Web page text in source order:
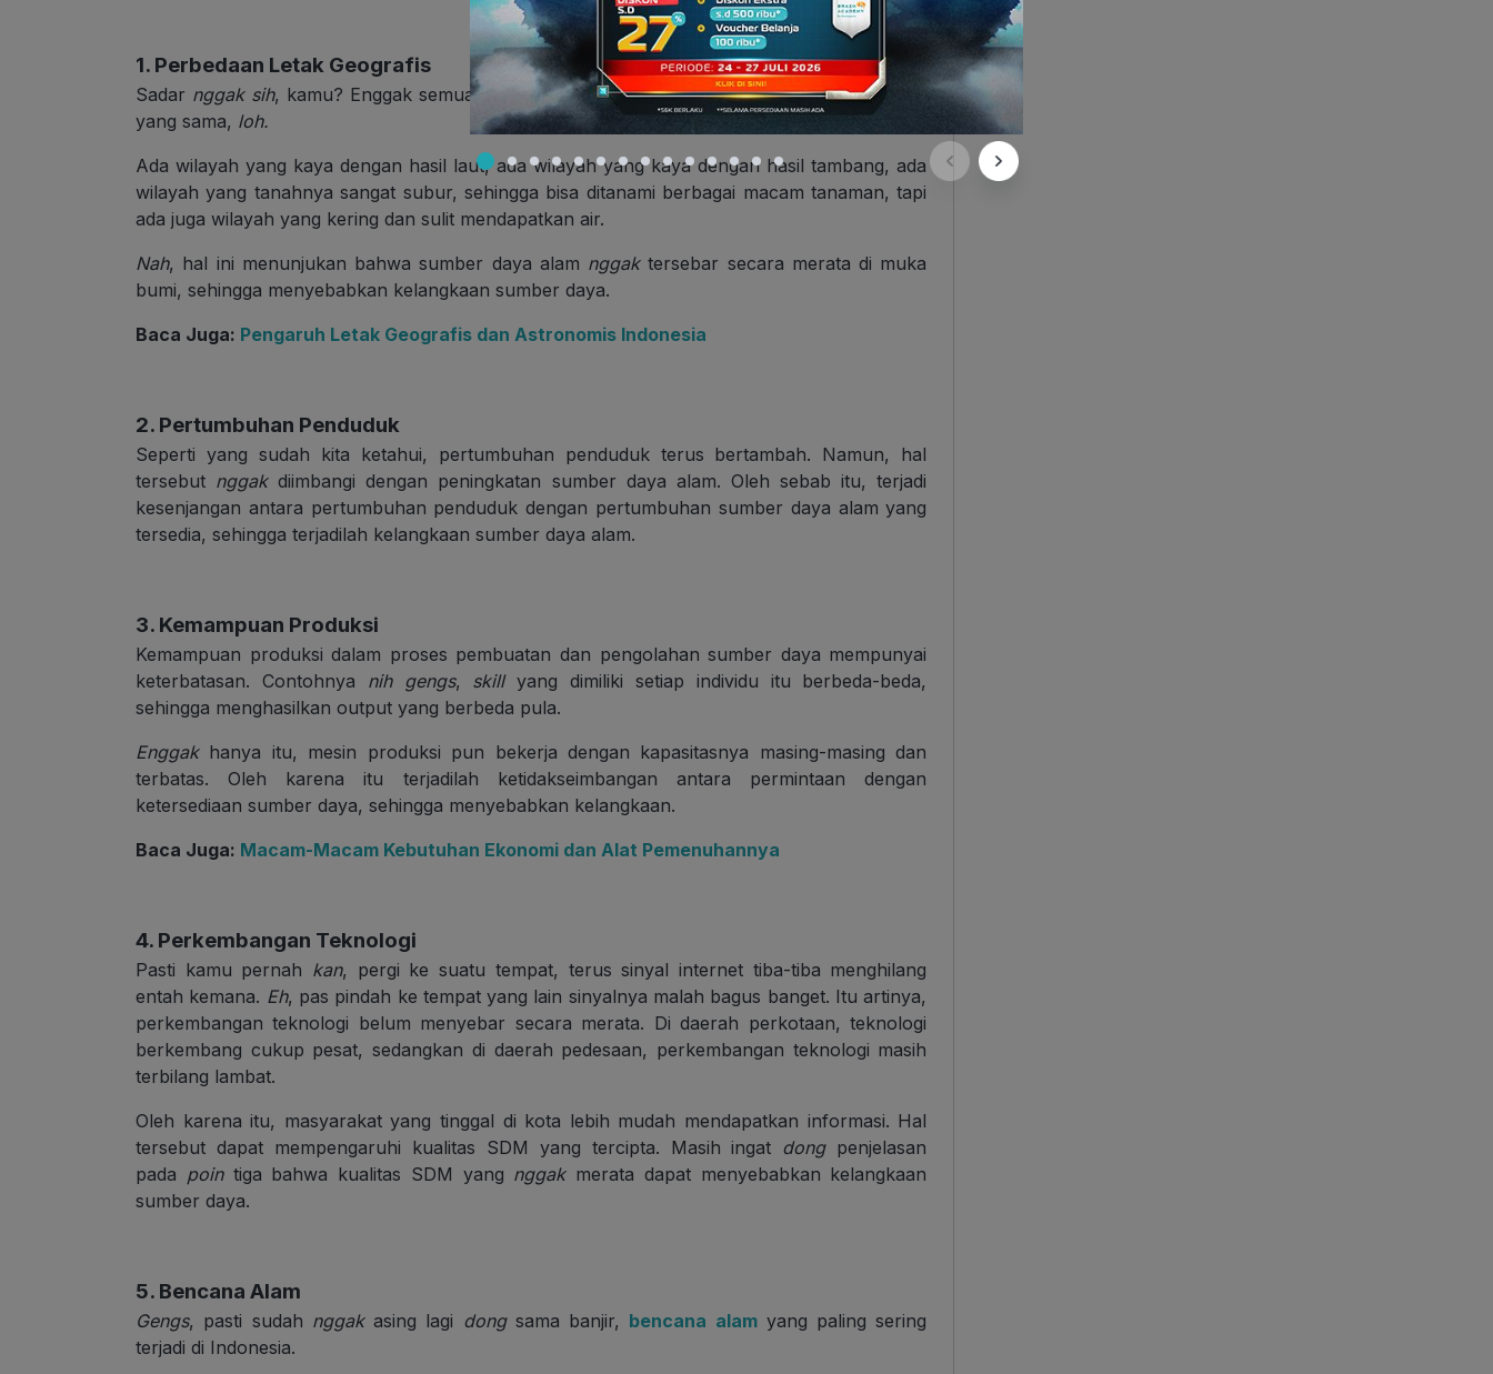
1. Perbedaan Letak Geografis
Sadar nggak sih, kamu? Enggak semua wilayah di muka bumi ini memiliki sumber daya alam
yang sama, loh.
Ada wilayah yang kaya dengan hasil laut, ada wilayah yang kaya dengan hasil tambang, ada
wilayah yang tanahnya sangat subur, sehingga bisa ditanami berbagai macam tanaman, tapi
ada juga wilayah yang kering dan sulit mendapatkan air.
Nah, hal ini menunjukan bahwa sumber daya alam nggaktersebar secara merata di muka
bumi, sehingga menyebabkan kelangkaan sumber daya.
Baca Juga: Pengaruh Letak Geografis dan Astronomis Indonesia
2. Pertumbuhan Penduduk
Seperti yang sudah kita ketahui, pertumbuhan penduduk terus bertambah. Namun, hal
tersebut nggakdiimbangi dengan peningkatan sumber daya alam. Oleh sebab itu, terjadi
kesenjangan antara pertumbuhan penduduk dengan pertumbuhan sumber daya alam yang
tersedia, sehingga terjadilah kelangkaan sumber daya alam.
3. Kemampuan Produksi
Kemampuan produksi dalam proses pembuatan dan pengolahan sumber daya mempunyai
keterbatasan. Contohnya nih gengs, skillyang dimiliki setiap individu itu berbeda-beda,
sehingga menghasilkan output yang berbeda pula.
Enggakhanya itu, mesin produksi pun bekerja dengan kapasitasnya masing-masing dan
terbatas. Oleh karena itu terjadilah ketidakseimbangan antara permintaan dengan
ketersediaan sumber daya, sehingga menyebabkan kelangkaan.
Baca Juga: Macam-Macam Kebutuhan Ekonomi dan Alat Pemenuhannya
4. Perkembangan Teknologi
Pasti kamu pernah kan, pergi ke suatu tempat, terus sinyal internet tiba-tiba menghilang
entah kemana. Eh, pas pindah ke tempat yang lain sinyalnya malah bagus banget. Itu artinya,
perkembangan teknologi belum menyebar secara merata. Di daerah perkotaan, teknologi
berkembang cukup pesat, sedangkan di daerah pedesaan, perkembangan teknologi masih
terbilang lambat.
Oleh karena itu, masyarakat yang tinggal di kota lebih mudah mendapatkan informasi. Hal
tersebut dapat mempengaruhi kualitas SDM yang tercipta. Masih ingat dongpenjelasan
pada poin tiga bahwa kualitas SDM yang nggakmerata dapat menyebabkan kelangkaan
sumber daya.
5. Bencana Alam
Gengs, pasti sudah nggakasing lagi dongsama banjir, bencana alamyang paling sering
terjadi di Indonesia.